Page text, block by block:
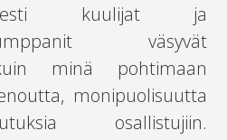
kuulijat ja
väsyvät
minä pohtimaan
monipuolisuutta
osallistujiin.